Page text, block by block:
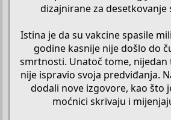
dizajnirane za desetkovanje
Istina je da su vakcine spasile
godine kasnije nije došlo do
smrtnosti. Unatoč tome, nijedan
nije ispravio svoja predviđanja.
dodali nove izgovore, kao što
moćnici skrivaju i